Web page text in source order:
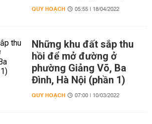
QUY HOẠCH 05:55 | 18/04/2022
Những khu đất sắp thu
hồi để mở đường ở
phường Giảng Võ, Ba
Đình, Hà Nội (phần 1)
QUY HOẠCH 07:00 | 10/03/2022